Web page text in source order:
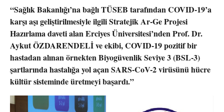
“Sağlık Bakanlığı’na bağlı TÜSEB tarafından COVID-19’a
karşı aşı geliştirilmesiyle ilgili Stratejik Ar-Ge Projesi
Hazırlama daveti alan Erciyes Üniversitesi’nden Prof. Dr.
Aykut ÖZDARENDELİ ve ekibi, COVID-19 pozitif bir
hastadan alınan örnekten Biyogüvenlik Seviye 3 (BSL-3)
şartlarında hastalığa yol açan SARS-CoV-2 virüsünü hücre
kültür sisteminde üretmeyi başardı.”